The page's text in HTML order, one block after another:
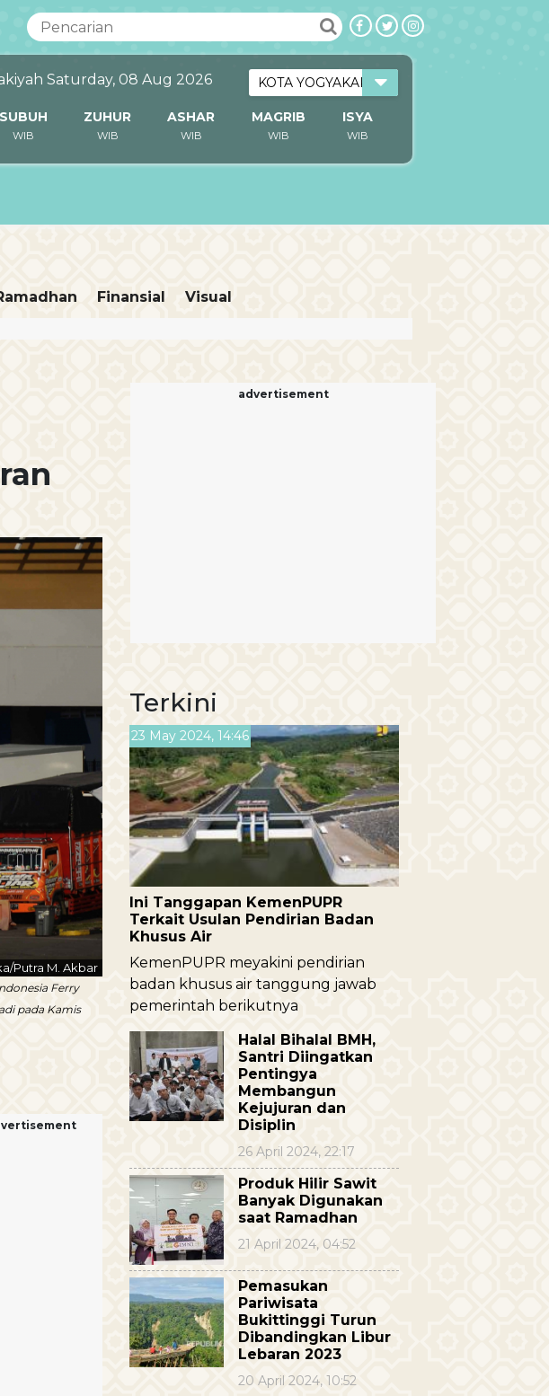
Saturday, 08 Aug 2026
SUBUH ZUHUR ASHAR MAGRIB ISYA
WIB WIB WIB WIB WIB
Finansial Visual
Putra M. Akbar
Ferry
pada Kamis
advertisement
Terkini
23 May 2024, 14:46
Ini Tanggapan KemenPUPR
Terkait Usulan Pendirian Badan
Khusus Air
KemenPUPR meyakini pendirian
badan khusus air tanggung jawab
pemerintah berikutnya
Halal Bihalal BMH,
Santri Diingatkan
Pentingya
Membangun
Kejujuran dan
Disiplin
26 April 2024, 22:17
Produk Hilir Sawit
Banyak Digunakan
saat Ramadhan
21 April 2024, 04:52
Pemasukan
Pariwisata
Bukittinggi Turun
Dibandingkan Libur
Lebaran 2023
20 April 2024, 10:52